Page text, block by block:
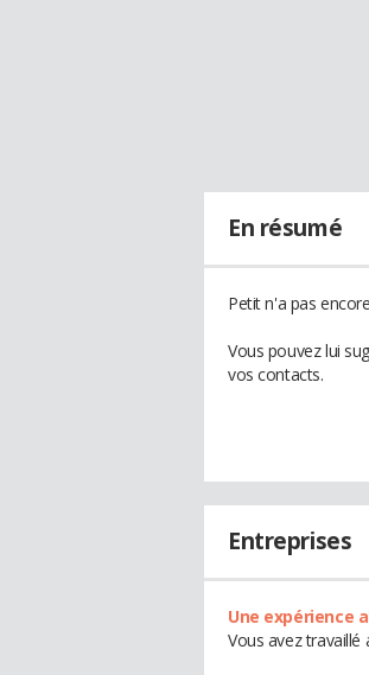
En résumé
Petit n'a pas
Vous pouvez lui
vos contacts.
Entreprises
Une expérience
Vous avez travaillé